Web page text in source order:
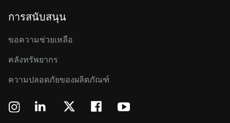
การสนับสนุน
ขอความช่วยเหลือ
คลังทรัพยากร
ความปลอดภัยของผลิตภัณฑ์